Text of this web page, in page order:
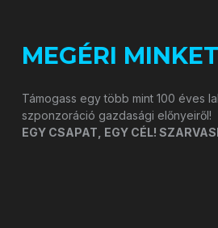
MEGÉRI
Támogass egy több mint 100 éves
szponzoráció gazdasági előnyeiről!
EGY CSAPAT, EGY CÉL!